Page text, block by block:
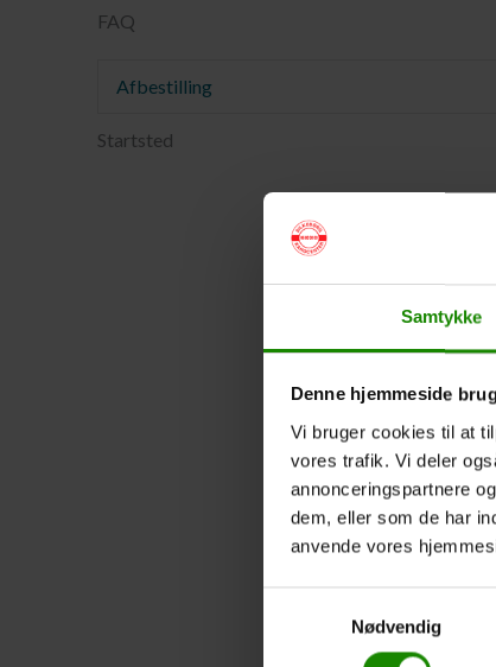
Samtykke
Denne hjemmeside
Vi bruger cookies til at
vores trafik. Vi deler
annonceringspartnere
dem, eller som de har
anvende vores
Nødvendig
FAQ
Afbestilling
Startsted